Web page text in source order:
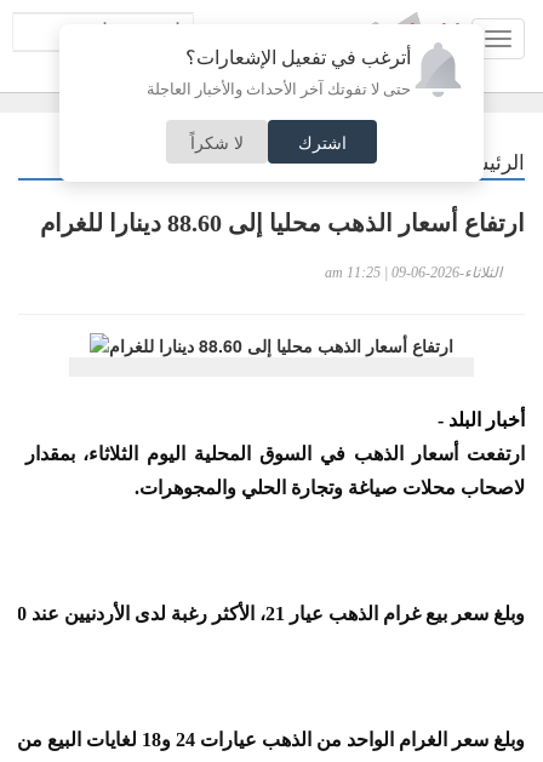
أترغب في تفعيل الإشعارات؟
حتى لا تفوتك آخر الأحداث والأخبار العاجلة
اشترك لا شكراً
الرئيسية
ارتفاع أسعار الذهب محليا إلى 88.60 دينارا للغرام
الثلاثاء-2026-06-09 | 11:25 am
أخبار البلد -
لاصحاب محلات صياغة وتجارة الحلي والمجوهرات.
وبلغ سعر بيع غرام الذهب عيار 21، الأكثر رغبة لدى الأردنيين عند 88.60 دينارا لغايات البيع من محلات الصاغة، مقابل 84.30 دينارا لجهة الشراء.
وبلغ سعر الغرام الواحد من الذهب عيارات 24 و18 لغايات البيع من محلات الصاغة عند 101.70 و 78.10 دينارا على التوالي.